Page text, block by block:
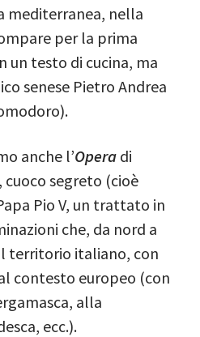
mediterranea, nella
per la prima
un testo di cucina, ma
senese Pietro Andrea
anche l’Opera di
segreto (cioè
Pio V, un trattato in
che, da nord a
territorio italiano, con
contesto europeo (con
alla
ecc.).